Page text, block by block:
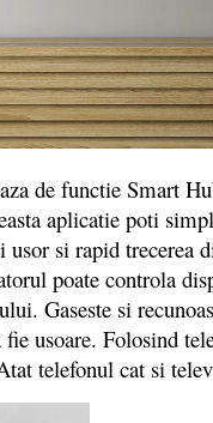
de functie Smart
aplicatie poti
si rapid trecerea
poate controla
Gaseste si
usoare. Folosind
telefonul cat si